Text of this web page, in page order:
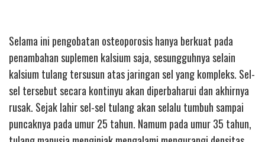
Selama ini pengobatan osteoporosis hanya berkuat pada
penambahan suplemen kalsium saja, sesungguhnya selain
kalsium tulang tersusun atas jaringan sel yang kompleks. Sel-
sel tersebut secara kontinyu akan diperbaharui dan akhirnya
rusak. Sejak lahir sel-sel tulang akan selalu tumbuh sampai
puncaknya pada umur 25 tahun. Namum pada umur 35 tahun,